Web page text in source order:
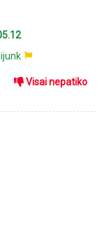
Visai nepatiko